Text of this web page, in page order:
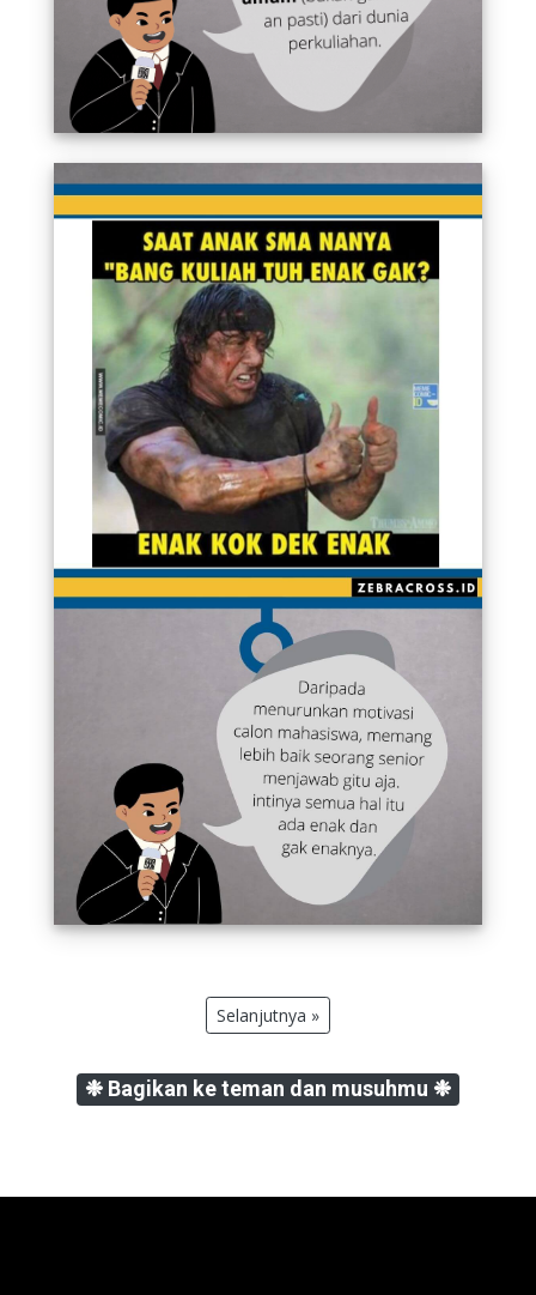
Selanjutnya »
❉ Bagikan ke teman dan musuhmu ❉